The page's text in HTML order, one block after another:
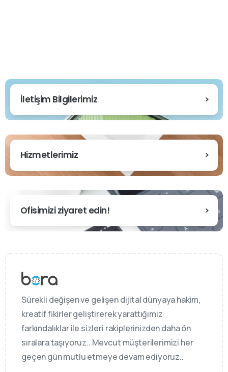
İletişim Bilgilerimiz
Hizmetlerimiz
Ofisimizi ziyaret edin!
Sürekli değişen ve gelişen dijital dünyaya hakim,
kreatif fikirler geliştirerek yarattığımız
farkındalıklar ile sizleri rakiplerinizden daha ön
sıralara taşıyoruz.. Mevcut müşterilerimizi her
geçen gün mutlu etmeye devam ediyoruz..